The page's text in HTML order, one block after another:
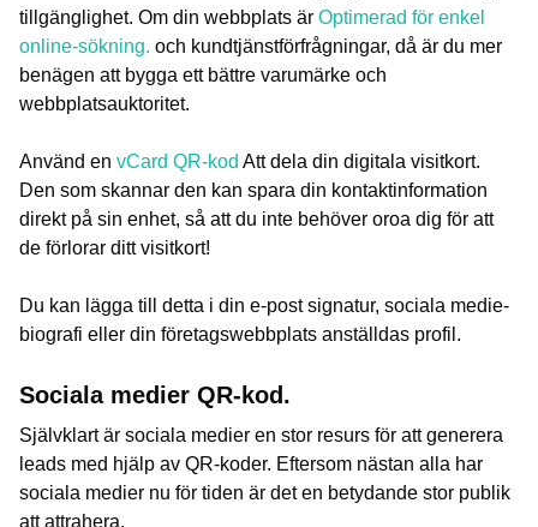
tillgänglighet. Om din webbplats är Optimerad för enkel
online-sökning. och kundtjänstförfrågningar, då är du mer
benägen att bygga ett bättre varumärke och
webbplatsauktoritet.
Använd en vCard QR-kod Att dela din digitala visitkort.
Den som skannar den kan spara din kontaktinformation
direkt på sin enhet, så att du inte behöver oroa dig för att
de förlorar ditt visitkort!
Du kan lägga till detta i din e-post signatur, sociala medie-
biografi eller din företagswebbplats anställdas profil.
Sociala medier QR-kod.
Självklart är sociala medier en stor resurs för att generera
leads med hjälp av QR-koder. Eftersom nästan alla har
sociala medier nu för tiden är det en betydande stor publik
att attrahera.